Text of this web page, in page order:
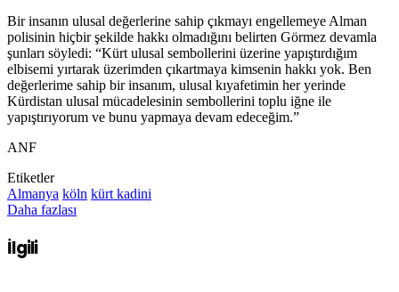
Bir insanın ulusal değerlerine sahip çıkmayı engellemeye Alman
polisinin hiçbir şekilde hakkı olmadığını belirten Görmez devamla
şunları söyledi: “Kürt ulusal sembollerini üzerine yapıştırdığım
elbisemi yırtarak üzerimden çıkartmaya kimsenin hakkı yok. Ben
değerlerime sahip bir insanım, ulusal kıyafetimin her yerinde
Kürdistan ulusal mücadelesinin sembollerini toplu iğne ile
yapıştırıyorum ve bunu yapmaya devam edeceğim.”
ANF
Etiketler
Almanya köln kürt kadini
Daha fazlası
İlgili